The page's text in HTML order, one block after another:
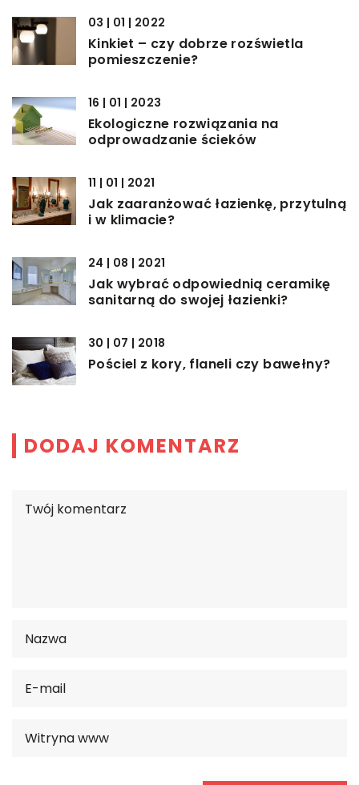
03 | 01 | 2022
Kinkiet – czy dobrze rozświetla
pomieszczenie?
16 | 01 | 2023
Ekologiczne rozwiązania na
odprowadzanie ścieków
11 | 01 | 2021
Jak zaaranżować łazienkę, przytulną
i w klimacie?
24 | 08 | 2021
Jak wybrać odpowiednią ceramikę
sanitarną do swojej łazienki?
30 | 07 | 2018
Pościel z kory, flaneli czy bawełny?
DODAJ KOMENTARZ